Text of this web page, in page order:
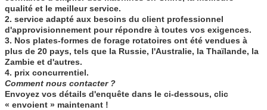
qualité et le meilleur service.
2. service adapté aux besoins du client professionnel
d'approvisionnement pour répondre à toutes vos exigences.
3. Nos plates-formes de forage rotatoires ont été vendues à
plus de 20 pays, tels que la Russie, l'Australie, la Thaïlande, la
Zambie et d'autres.
4. prix concurrentiel.
Comment nous contacter ?
Envoyez vos détails d'enquête dans le ci-dessous, clic
« envoient » maintenant !